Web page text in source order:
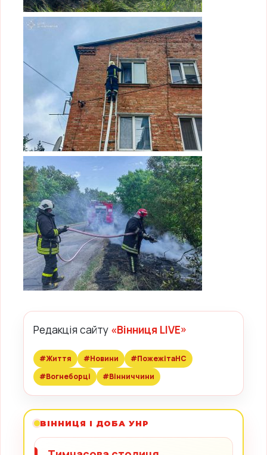
Редакція сайту «Вінниця LIVE»
#Життя #Новини
#ПожежітаНС
#Вогнеборці
#Вінниччини
ВІННИЦЯ І ДОБА УНР